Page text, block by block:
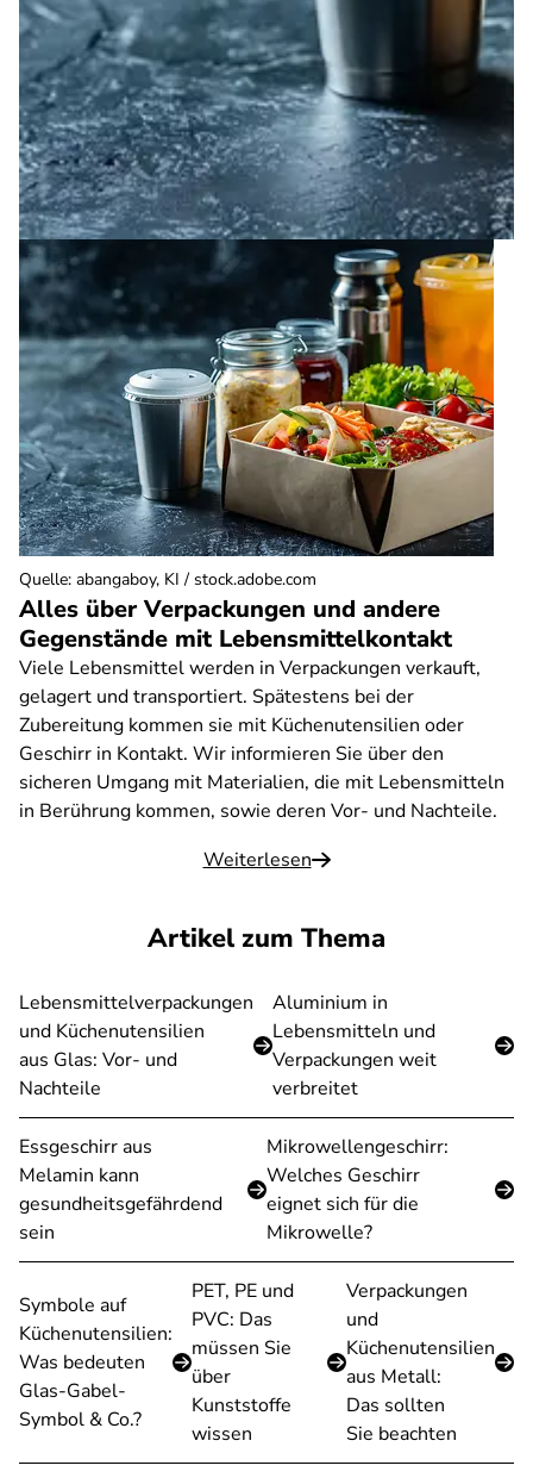
Alles über Verpackungen und andere
Gegenstände mit Lebensmittelkontakt
Viele Lebensmittel werden in Verpackungen verkauft,
gelagert und transportiert. Spätestens bei der
Zubereitung kommen sie mit Küchenutensilien oder
Geschirr in Kontakt. Wir informieren Sie über den
sicheren Umgang mit Materialien, die mit Lebensmitteln
in Berührung kommen, sowie deren Vor- und Nachteile.
Weiterlesen
Quelle: abangaboy, KI / stock.adobe.com
Artikel zum Thema
Lebensmittelverpackungen
und Küchenutensilien
aus Glas: Vor- und
Nachteile
Aluminium in
Lebensmitteln und
Verpackungen weit
verbreitet
Essgeschirr aus
Melamin kann
gesundheitsgefährdend
sein
Mikrowellengeschirr:
Welches Geschirr
eignet sich für die
Mikrowelle?
Symbole auf
Küchenutensilien:
Was bedeuten
Glas-Gabel-
Symbol & Co.?
PET, PE und
PVC: Das
müssen Sie
über
Kunststoffe
wissen
Verpackungen
und
Küchenutensilien
aus Metall:
Das sollten
Sie beachten